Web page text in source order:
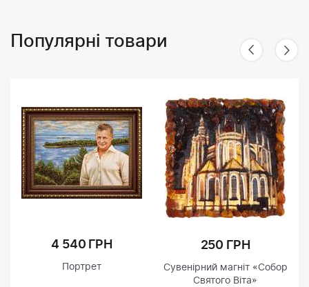
Популярні товари
4 540 ГРН
Портрет
250 ГРН
Сувенірний магніт «Собор
Святого Віта»